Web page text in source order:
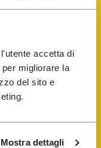
accetta di
migliorare la
del sito e
Mostra dettagli